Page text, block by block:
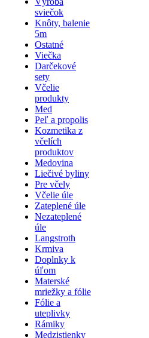
sviečok
Knôty, balenie
5m
Ostatné
Viečka
Darčekové
sety
Včelie
produkty
Med
Peľ a propolis
Kozmetika z
včelích
produktov
Medovina
Liečivé byliny
Pre včely
Včelie úle
Zateplené úle
Nezateplené
úle
Langstroth
Krmiva
Doplnky k
úľom
Materské
mriežky a fólie
Fólie a
uteplivky
Rámiky
Medzistienky